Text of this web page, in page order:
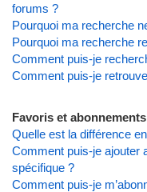
forums ?
Pourquoi ma recherche
Pourquoi ma recherche
Comment puis-je
Comment puis-je
Favoris et abonnements
Quelle est la différence
Comment puis-je ajouter
spécifique ?
Comment puis-je